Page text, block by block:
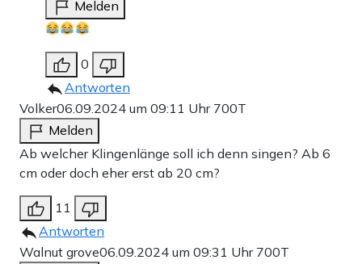
Melden
0
Antworten
Volker06.09.2024 um 09:11 Uhr 700T
Melden
Ab welcher Klingenlänge soll ich denn singen? Ab 6
cm oder doch eher erst ab 20 cm?
11
Antworten
Walnut grove06.09.2024 um 09:31 Uhr 700T